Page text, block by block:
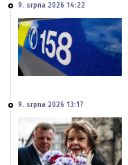
9. srpna 2026 14:22
9. srpna 2026 13:17